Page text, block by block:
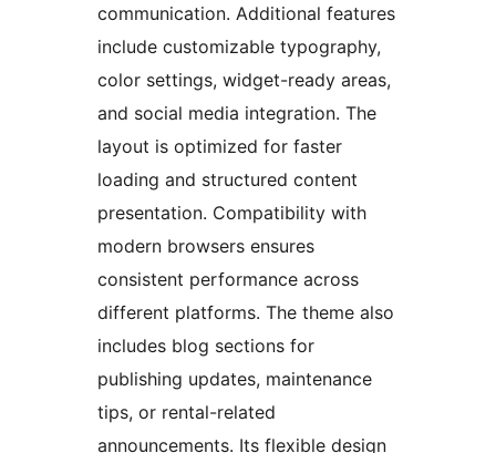
communication. Additional features
include customizable typography,
color settings, widget-ready areas,
and social media integration. The
layout is optimized for faster
loading and structured content
presentation. Compatibility with
modern browsers ensures
consistent performance across
different platforms. The theme also
includes blog sections for
publishing updates, maintenance
tips, or rental-related
announcements. Its flexible design